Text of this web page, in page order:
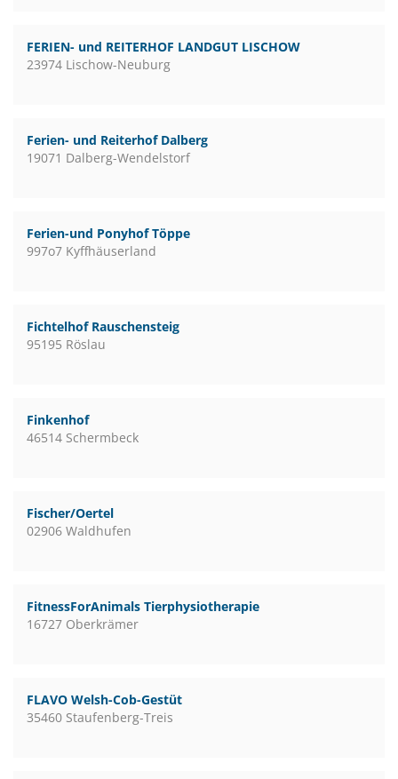
FERIEN- und REITERHOF LANDGUT LISCHOW
23974 Lischow-Neuburg
Ferien- und Reiterhof Dalberg
19071 Dalberg-Wendelstorf
Ferien-und Ponyhof Töppe
997o7 Kyffhäuserland
Fichtelhof Rauschensteig
95195 Röslau
Finkenhof
46514 Schermbeck
Fischer/Oertel
02906 Waldhufen
FitnessForAnimals Tierphysiotherapie
16727 Oberkrämer
FLAVO Welsh-Cob-Gestüt
35460 Staufenberg-Treis